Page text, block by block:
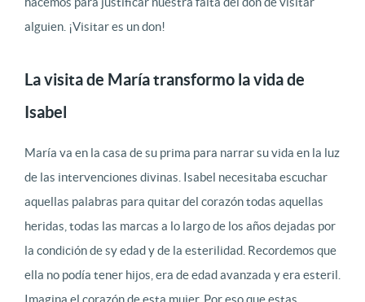
alguien. ¡Visitar es un don!
La visita de María transformo la vida de
Isabel
María va en la casa de su prima para narrar su vida en la luz
de las intervenciones divinas. Isabel necesitaba escuchar
aquellas palabras para quitar del corazón todas aquellas
heridas, todas las marcas a lo largo de los años dejadas por
la condición de sy edad y de la esterilidad. Recordemos que
ella no podía tener hijos, era de edad avanzada y era esteril.
Imagina el corazón de esta mujer. Por eso que estas